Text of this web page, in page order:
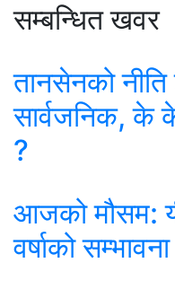
सम्बन्धित खवर
तानसेनको
सार्वजनिक, के
?
आजको मौसम:
वर्षाको सम्भावना